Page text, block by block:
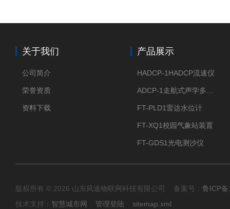
关于我们
公司简介
荣誉资质
资料下载
产品展示
HADCP-1HADCP流速仪
FT-PLD1雷达水位计
FT-XQ1校园气象站装置
FT-GDS1光电测沙仪
版权所有 © 2026 山东风途物联网科技有限公司 备案号： 鲁ICP
技术支持： 智慧城市网 管理登陆 sitemap.xml